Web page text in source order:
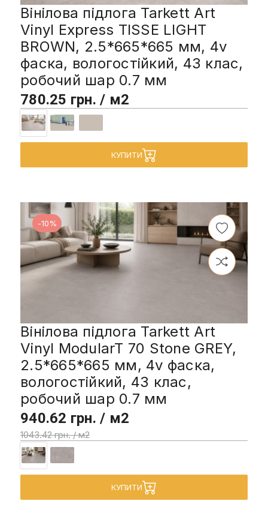
Вінілова підлога Tarkett Art
Vinyl Express TISSE LIGHT
BROWN, 2.5*665*665 мм, 4v
фаска, вологостійкий, 43 клас,
робочий шар 0.7 мм
780.25 грн. / м2
КУПИТИ
-10%
Вінілова підлога Tarkett Art
Vinyl ModularT 70 Stone GREY,
2.5*665*665 мм, 4v фаска,
вологостійкий, 43 клас,
робочий шар 0.7 мм
940.62 грн. / м2
1043.42 грн. / м2
КУПИТИ